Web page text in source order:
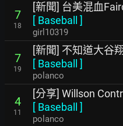
7
18
[新聞] 台美混血
[ Baseball ]
girl10319
7
19
[新聞] 不知道大谷
[ Baseball ]
polanco
4
11
[分享] Willson
[ Baseball ]
polanco